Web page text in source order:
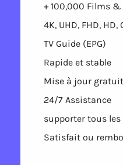
+ 100,000 Films &
4K, UHD, FHD,
TV Guide (EPG)
Rapide et stable
Mise à jour
24/7 Assistance
supporter tous
Satisfait ou